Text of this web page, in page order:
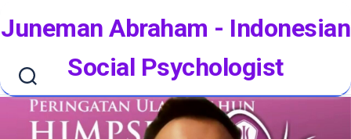
Juneman Abraham - Indonesian
Social Psychologist